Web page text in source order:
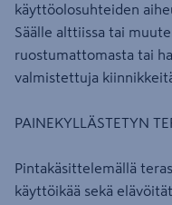
käyttöolosuhteiden
Säälle alttiissa tai
ruostumattomasta tai
valmistettuja
PAINEKYLLÄSTETYN
Pintakäsittelemällä
käyttöikää sekä